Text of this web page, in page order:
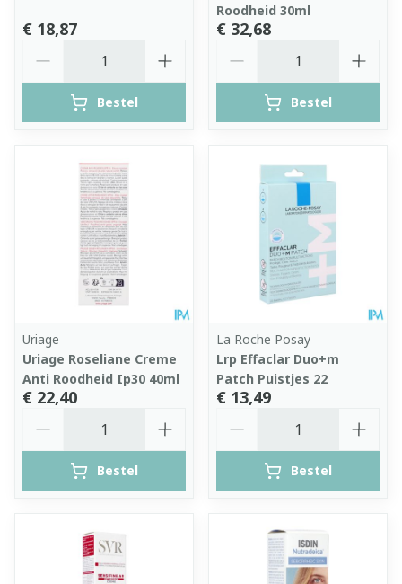
€ 18,87
Bestel
Roodheid 30ml
€ 32,68
Bestel
Uriage
Uriage Roseliane Creme
Anti Roodheid Ip30 40ml
€ 22,40
Bestel
La Roche Posay
Lrp Effaclar Duo+m
Patch Puistjes 22
€ 13,49
Bestel